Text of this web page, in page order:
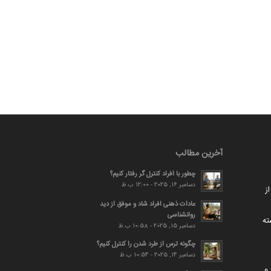
آخرین مطالب
چطور با افراد کنترل گر رفتار کنیم؟
دسامبر 16, 2025 - 12:00 ب.ظ
عادات ذهنی افراد شاد و موفق از دید
روانشناسی
دسامبر 15, 2025 - 10:58 ب.ظ
چگونه ترس از طرد شدن را کنترل کنیم؟
دسامبر 14, 2025 - 10:54 ب.ظ